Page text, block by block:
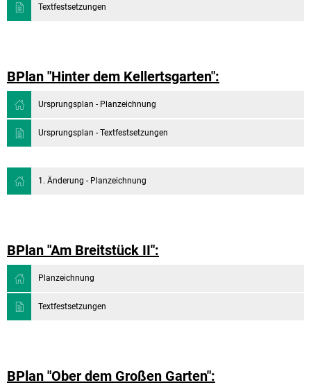
Textfestsetzungen
BPlan "Hinter dem Kellertsgarten":
Ursprungsplan - Planzeichnung
Ursprungsplan - Textfestsetzungen
1. Änderung - Planzeichnung
BPlan "Am Breitstück II":
Planzeichnung
Textfestsetzungen
BPlan "Ober dem Großen Garten":